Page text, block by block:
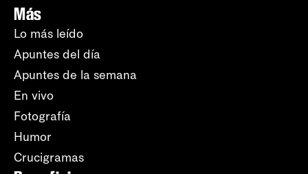
Más
Lo más leído
Apuntes del día
Apuntes de la semana
En vivo
Fotografía
Humor
Crucigramas